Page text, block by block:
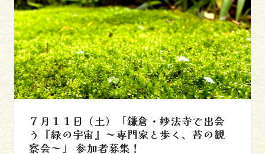
７月１１日（土）「鎌倉・妙法寺で出会
う『緑の宇宙』～専門家と歩く、苔の観
察会～」 参加者募集！